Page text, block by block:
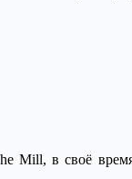
Mill, в своё